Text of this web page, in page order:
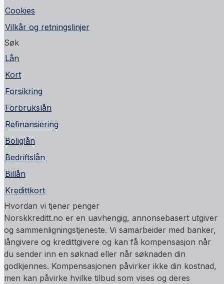
Cookies
Vilkår og retningslinjer
Søk
Lån
Kort
Forsikring
Forbrukslån
Refinansiering
Boliglån
Bedriftslån
Billån
Kredittkort
Hvordan vi tjener penger
Norskkreditt.no er en uavhengig, annonsebasert utgiver
og sammenligningstjeneste. Vi samarbeider med banker,
långivere og kredittgivere og kan få kompensasjon når
du sender inn en søknad eller når søknaden din
godkjennes. Kompensasjonen påvirker ikke din kostnad,
men kan påvirke hvilke tilbud som vises og deres